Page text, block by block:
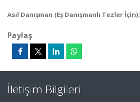
Asıl Danışman (Eş Danışmanlı Tezler İçin):
Paylaş
İletişim Bilgileri